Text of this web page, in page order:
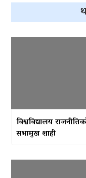
विश्वविद्यालय
सभामुख शाही